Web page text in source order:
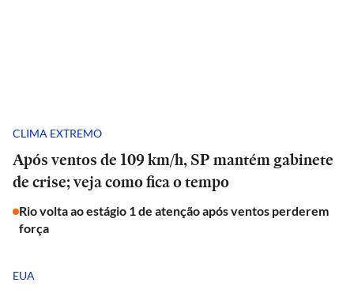
CLIMA EXTREMO
Após ventos de 109 km/h, SP mantém gabinete
de crise; veja como fica o tempo
Rio volta ao estágio 1 de atenção após ventos perderem
força
EUA